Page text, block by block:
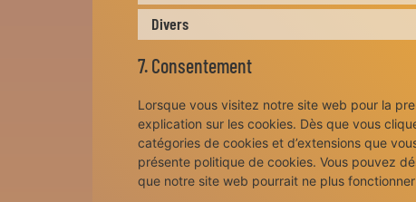
Divers
7. Consentement
Lorsque vous visitez notre site web pour la
explication sur les cookies. Dès que vous
catégories de cookies et d’extensions que
présente politique de cookies. Vous pouvez
que notre site web pourrait ne plus